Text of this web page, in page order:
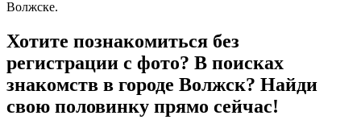
Волжске.
Хотите познакомиться без
регистрации с фото? В поисках
знакомств в городе Волжск? Найди
свою половинку прямо сейчас!